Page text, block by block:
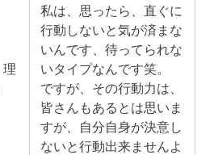
理
私は、思ったら、直ぐに
行動しないと気が済まな
いんです、待ってられな
いタイプなんです笑。
ですが、その行動力は、
皆さんもあるとは思いま
すが、自分自身が決意し
ないと行動出来ませんよ